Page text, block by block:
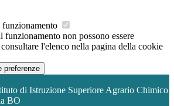
funzionamento
funzionamento non possono essere
l'elenco nella pagina della cookie
preferenze
di Istruzione Superiore Agrario Chimico
BO